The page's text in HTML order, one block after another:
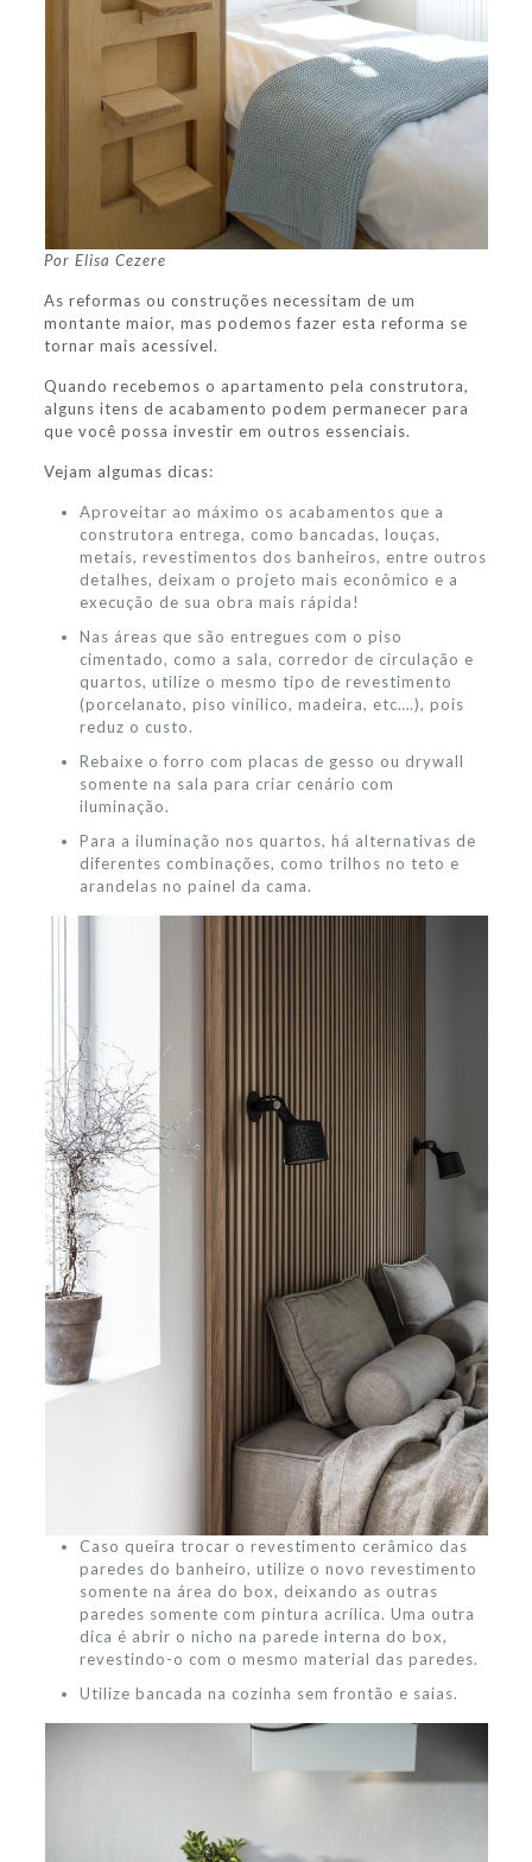
Por Elisa Cezere
As reformas ou construções necessitam de um
montante maior, mas podemos fazer esta reforma se
tornar mais acessível.
Quando recebemos o apartamento pela construtora,
alguns itens de acabamento podem permanecer para
que você possa investir em outros essenciais.
Vejam algumas dicas:
Aproveitar ao máximo os acabamentos que a
construtora entrega, como bancadas, louças,
metais, revestimentos dos banheiros, entre outros
detalhes, deixam o projeto mais econômico e a
execução de sua obra mais rápida!
Nas áreas que são entregues com o piso
cimentado, como a sala, corredor de circulação e
quartos, utilize o mesmo tipo de revestimento
(porcelanato, piso vinílico, madeira, etc….), pois
reduz o custo.
Rebaixe o forro com placas de gesso ou drywall
somente na sala para criar cenário com
iluminação.
Para a iluminação nos quartos, há alternativas de
diferentes combinações, como trilhos no teto e
arandelas no painel da cama.
Caso queira trocar o revestimento cerâmico das
paredes do banheiro, utilize o novo revestimento
somente na área do box, deixando as outras
paredes somente com pintura acrílica. Uma outra
dica é abrir o nicho na parede interna do box,
revestindo-o com o mesmo material das paredes.
Utilize bancada na cozinha sem frontão e saias.